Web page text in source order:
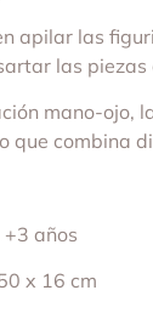
apilar las
las
mano-ojo,
que combina
años
x 16 cm